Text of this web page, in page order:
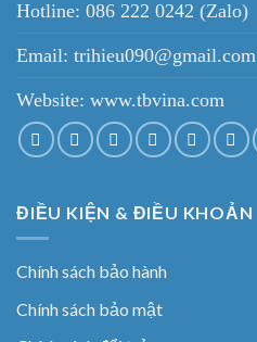
Hotline: 086 222 0242 (Zalo)
Email: trihieu090@gmail.com
Website: www.tbvina.com
ĐIỀU KIỆN & ĐIỀU KHOẢN
Chính sách bảo hành
Chính sách bảo mật